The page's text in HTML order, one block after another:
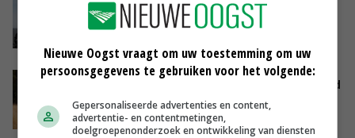
Waarschuwing moet
grondwateronttrekkingsverbod in Limburg
voorkomen
VANDAAG, 13:37
Indonesisch staatsfonds investeert 2,5 miljard
dollar in vleesconcern JBS
VANDAAG, 13:26
Nieuwe Oogst vraagt om uw toestemming om uw
persoonsgegevens te gebruiken voor het volgende:
Gepersonaliseerde advertenties en content,
advertentie- en contentmetingen,
doelgroepenonderzoek en ontwikkeling van diensten